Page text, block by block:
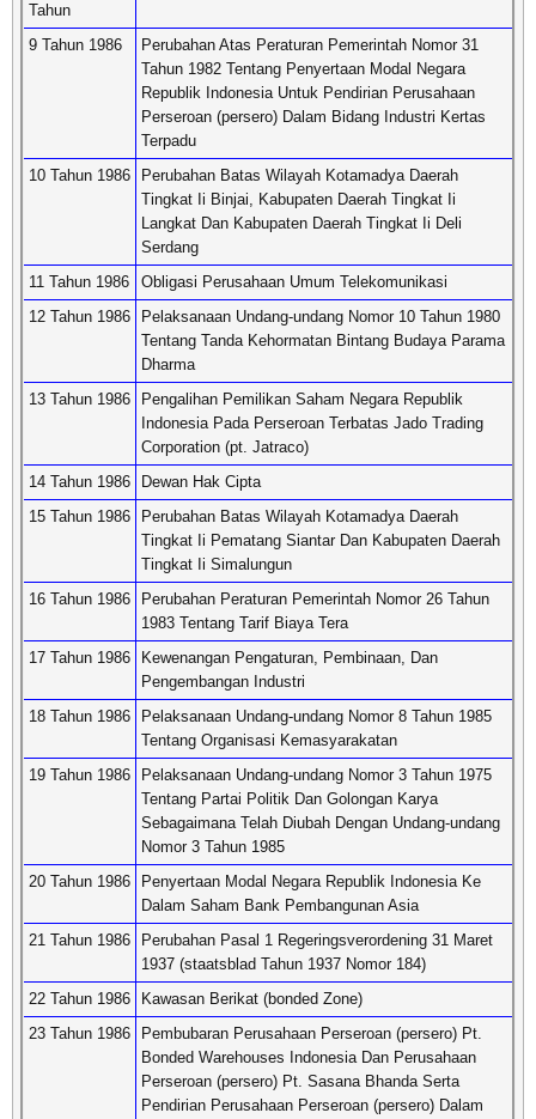
Tahun
9 Tahun 1986
Perubahan Atas Peraturan Pemerintah Nomor 31
Tahun 1982 Tentang Penyertaan Modal Negara
Republik Indonesia Untuk Pendirian Perusahaan
Perseroan (persero) Dalam Bidang Industri Kertas
Terpadu
10 Tahun 1986
Perubahan Batas Wilayah Kotamadya Daerah
Tingkat Ii Binjai, Kabupaten Daerah Tingkat Ii
Langkat Dan Kabupaten Daerah Tingkat Ii Deli
Serdang
11 Tahun 1986
Obligasi Perusahaan Umum Telekomunikasi
12 Tahun 1986
Pelaksanaan Undang-undang Nomor 10 Tahun 1980
Tentang Tanda Kehormatan Bintang Budaya Parama
Dharma
13 Tahun 1986
Pengalihan Pemilikan Saham Negara Republik
Indonesia Pada Perseroan Terbatas Jado Trading
Corporation (pt. Jatraco)
14 Tahun 1986
Dewan Hak Cipta
15 Tahun 1986
Perubahan Batas Wilayah Kotamadya Daerah
Tingkat Ii Pematang Siantar Dan Kabupaten Daerah
Tingkat Ii Simalungun
16 Tahun 1986
Perubahan Peraturan Pemerintah Nomor 26 Tahun
1983 Tentang Tarif Biaya Tera
17 Tahun 1986
Kewenangan Pengaturan, Pembinaan, Dan
Pengembangan Industri
18 Tahun 1986
Pelaksanaan Undang-undang Nomor 8 Tahun 1985
Tentang Organisasi Kemasyarakatan
19 Tahun 1986
Pelaksanaan Undang-undang Nomor 3 Tahun 1975
Tentang Partai Politik Dan Golongan Karya
Sebagaimana Telah Diubah Dengan Undang-undang
Nomor 3 Tahun 1985
20 Tahun 1986
Penyertaan Modal Negara Republik Indonesia Ke
Dalam Saham Bank Pembangunan Asia
21 Tahun 1986
Perubahan Pasal 1 Regeringsverordening 31 Maret
1937 (staatsblad Tahun 1937 Nomor 184)
22 Tahun 1986
Kawasan Berikat (bonded Zone)
23 Tahun 1986
Pembubaran Perusahaan Perseroan (persero) Pt.
Bonded Warehouses Indonesia Dan Perusahaan
Perseroan (persero) Pt. Sasana Bhanda Serta
Pendirian Perusahaan Perseroan (persero) Dalam